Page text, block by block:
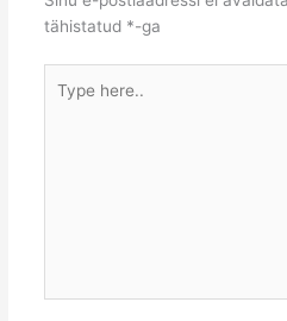
tähistatud *-ga
here..